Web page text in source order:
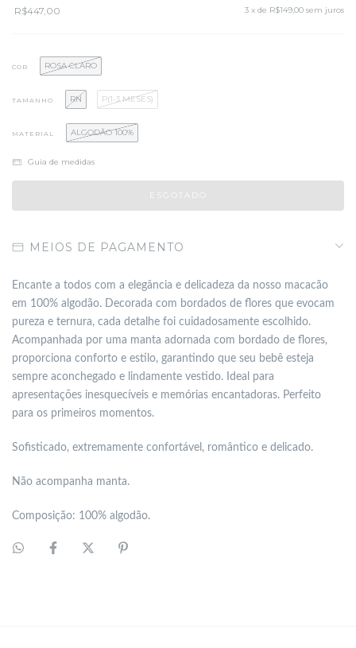
R$447,00 3 x de R$149,00 sem juros
COR ROSA CLARO
TAMANHO RN P(1-3 MESES)
MATERIAL ALGODÃO 100%
Guia de medidas
MEIOS DE PAGAMENTO
Encante a todos com a elegância e delicadeza da nosso macacão
em 100% algodão. Decorada com bordados de flores que evocam
pureza e ternura, cada detalhe foi cuidadosamente escolhido.
Acompanhada por uma manta adornada com bordado de flores,
proporciona conforto e estilo, garantindo que seu bebê esteja
sempre aconchegado e lindamente vestido. Ideal para
apresentações inesquecíveis e memórias encantadoras. Perfeito
para os primeiros momentos.
Sofisticado, extremamente confortável, romântico e delicado.
Não acompanha manta.
Composição: 100% algodão.